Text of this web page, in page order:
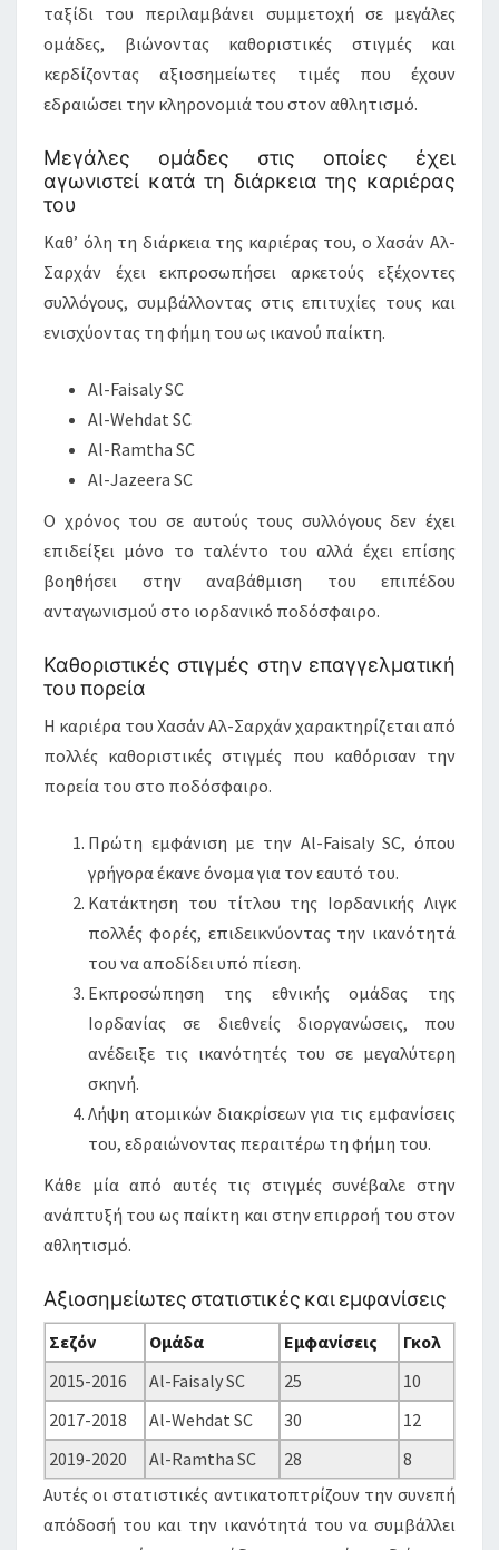
ταξίδι του περιλαμβάνει συμμετοχή σε μεγάλες
ομάδες, βιώνοντας καθοριστικές στιγμές και
κερδίζοντας αξιοσημείωτες τιμές που έχουν
εδραιώσει την κληρονομιά του στον αθλητισμό.
Μεγάλες ομάδες στις οποίες έχει
αγωνιστεί κατά τη διάρκεια της καριέρας
του
Καθ’ όλη τη διάρκεια της καριέρας του, ο Χασάν Αλ-
Σαρχάν έχει εκπροσωπήσει αρκετούς εξέχοντες
συλλόγους, συμβάλλοντας στις επιτυχίες τους και
ενισχύοντας τη φήμη του ως ικανού παίκτη.
Al-Faisaly SC
Al-Wehdat SC
Al-Ramtha SC
Al-Jazeera SC
Ο χρόνος του σε αυτούς τους συλλόγους δεν έχει
επιδείξει μόνο το ταλέντο του αλλά έχει επίσης
βοηθήσει στην αναβάθμιση του επιπέδου
ανταγωνισμού στο ιορδανικό ποδόσφαιρο.
Καθοριστικές στιγμές στην επαγγελματική
του πορεία
Η καριέρα του Χασάν Αλ-Σαρχάν χαρακτηρίζεται από
πολλές καθοριστικές στιγμές που καθόρισαν την
πορεία του στο ποδόσφαιρο.
Πρώτη εμφάνιση με την Al-Faisaly SC, όπου
γρήγορα έκανε όνομα για τον εαυτό του.
Κατάκτηση του τίτλου της Ιορδανικής Λιγκ
πολλές φορές, επιδεικνύοντας την ικανότητά
του να αποδίδει υπό πίεση.
Εκπροσώπηση της εθνικής ομάδας της
Ιορδανίας σε διεθνείς διοργανώσεις, που
ανέδειξε τις ικανότητές του σε μεγαλύτερη
σκηνή.
Λήψη ατομικών διακρίσεων για τις εμφανίσεις
του, εδραιώνοντας περαιτέρω τη φήμη του.
Κάθε μία από αυτές τις στιγμές συνέβαλε στην
ανάπτυξή του ως παίκτη και στην επιρροή του στον
αθλητισμό.
Αξιοσημείωτες στατιστικές και εμφανίσεις
Σεζόν Ομάδα Εμφανίσεις
Γκολ
2015-2016
Al-Faisaly SC 25
10
2017-2018
Al-Wehdat SC 30
12
2019-2020
Al-Ramtha SC 28
8
Αυτές οι στατιστικές αντικατοπτρίζουν την συνεπή
απόδοσή του και την ικανότητά του να συμβάλλει